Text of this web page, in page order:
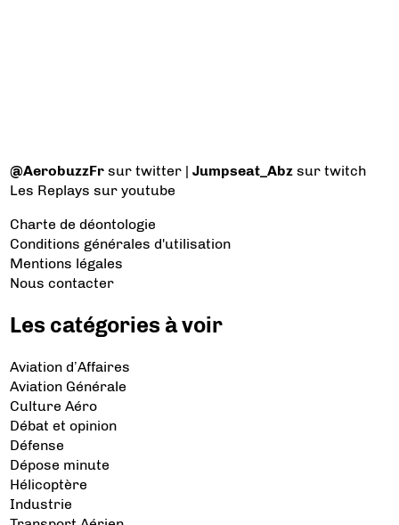
@AerobuzzFr sur twitter |Jumpseat_Abz sur twitch
Les Replays sur youtube
Charte de déontologie
Conditions générales d'utilisation
Mentions légales
Nous contacter
Les catégories à voir
Aviation d’Affaires
Aviation Générale
Culture Aéro
Débat et opinion
Défense
Dépose minute
Hélicoptère
Industrie